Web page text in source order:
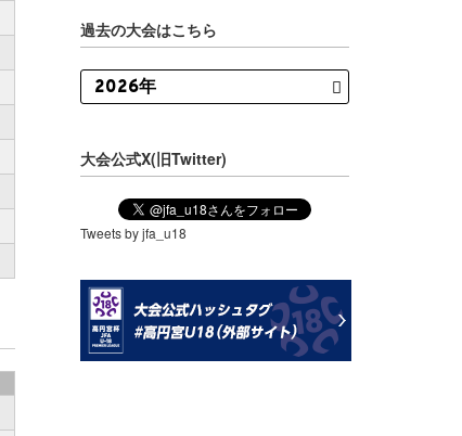
過去の大会はこちら
大会公式X(旧Twitter)
Tweets by jfa_u18